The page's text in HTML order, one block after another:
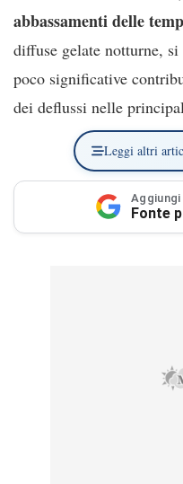
abbassamenti delle
diffuse gelate notturne,
poco significative
dei deflussi nelle
Leggi altri
Aggiungi
Fonte